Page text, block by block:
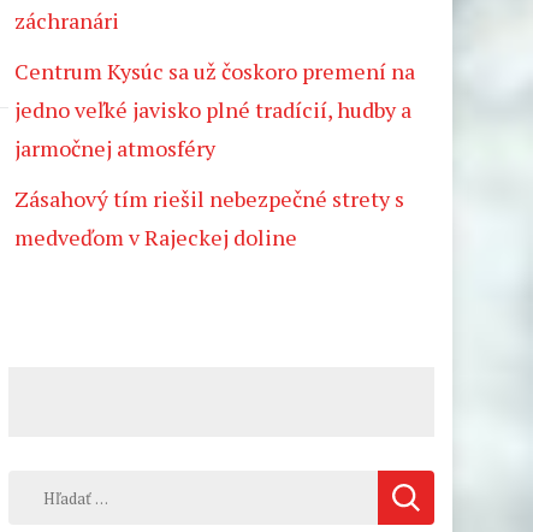
záchranári
Centrum Kysúc sa už čoskoro premení na
jedno veľké javisko plné tradícií, hudby a
jarmočnej atmosféry
Zásahový tím riešil nebezpečné strety s
medveďom v Rajeckej doline
Hľadať: